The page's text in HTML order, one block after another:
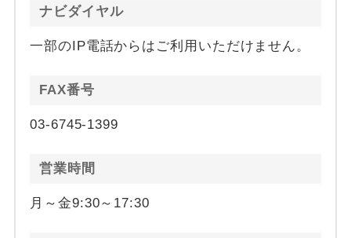
ナビダイヤル
一部のIP電話からはご利用いただけません。
FAX番号
03-6745-1399
営業時間
月～金9:30～17:30